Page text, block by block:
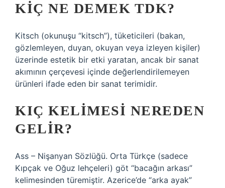
KIÇ NE DEMEK TDK?
Kitsch (okunuşu “kitsch”), tüketicileri (bakan,
gözlemleyen, duyan, okuyan veya izleyen kişiler)
üzerinde estetik bir etki yaratan, ancak bir sanat
akımının çerçevesi içinde değerlendirilemeyen
ürünleri ifade eden bir sanat terimidir.
KIÇ KELIMESI NEREDEN
GELIR?
Ass – Nişanyan Sözlüğü. Orta Türkçe (sadece
Kıpçak ve Oğuz lehçeleri) göt “bacağın arkası”
kelimesinden türemiştir. Azerice’de “arka ayak”